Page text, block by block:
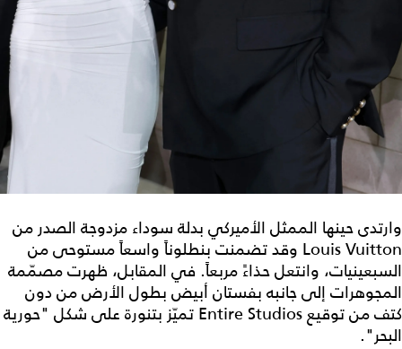
وارتدى حينها الممثل الأميركي بدلة سوداء مزدوجة الصدر من
Louis Vuitton وقد تضمنت بنطلوناً واسعاً مستوحى من
السبعينيات، وانتعل حذاءً مربعاً. في المقابل، ظهرت مصمّمة
المجوهرات إلى جانبه بفستان أبيض بطول الأرض من دون
كتف من توقيع Entire Studios تميّز بتنورة على شكل "حورية
البحر".